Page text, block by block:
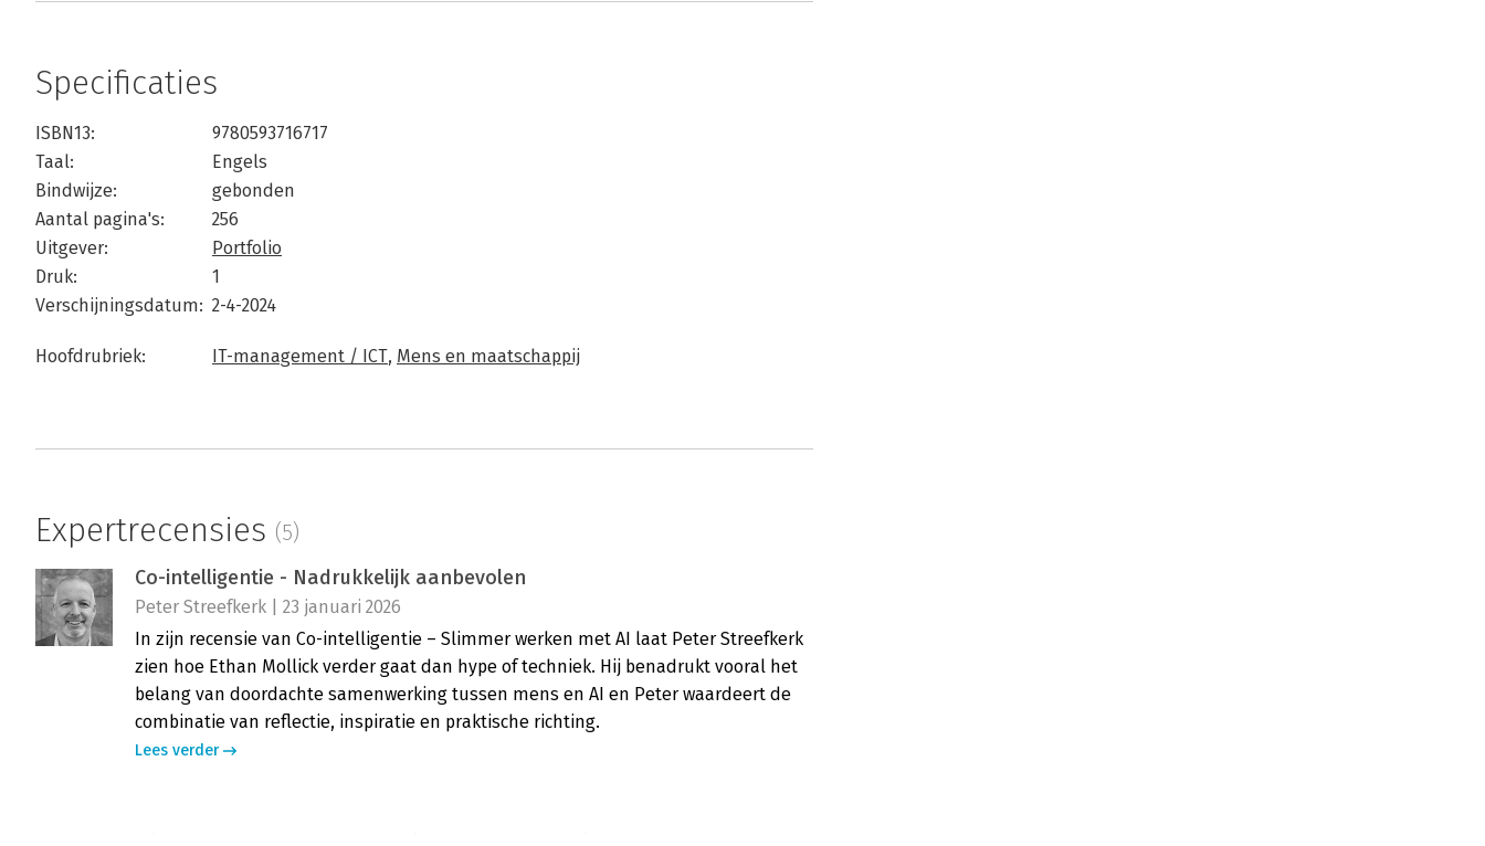
Specificaties
ISBN13:
9780593716717
Taal:
Engels
Bindwijze:
gebonden
Aantal pagina's:
256
Uitgever:
Portfolio
Druk:
1
Verschijningsdatum: 2-4-2024
Hoofdrubriek: IT-management / ICT, Mens en maatschappij
Expertrecensies (5)
Co-intelligentie - Nadrukkelijk aanbevolen
Peter Streefkerk | 23 januari 2026
In zijn recensie van Co-intelligentie – Slimmer werken met AI laat Peter Streefkerk
zien hoe Ethan Mollick verder gaat dan hype of techniek. Hij benadrukt vooral het
belang van doordachte samenwerking tussen mens en AI en Peter waardeert de
combinatie van reflectie, inspiratie en praktische richting.
Lees verder